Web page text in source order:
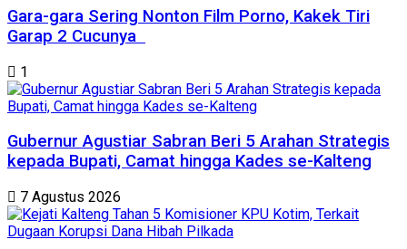
Gara-gara Sering Nonton Film Porno, Kakek Tiri
Garap 2 Cucunya
1
Gubernur Agustiar Sabran Beri 5 Arahan Strategis
kepada Bupati, Camat hingga Kades se-Kalteng
7 Agustus 2026